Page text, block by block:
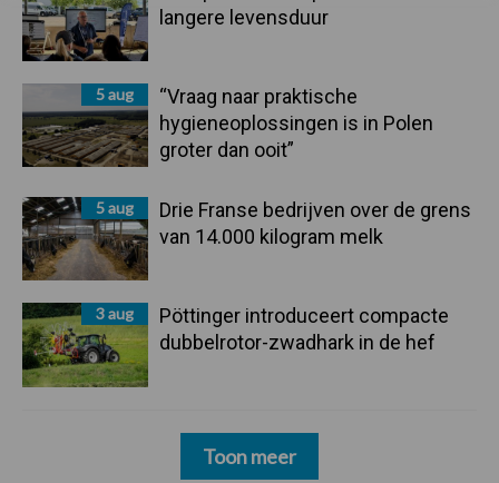
langere levensduur
5 aug
“Vraag naar praktische
hygieneoplossingen is in Polen
groter dan ooit”
5 aug
Drie Franse bedrijven over de grens
van 14.000 kilogram melk
3 aug
Pöttinger introduceert compacte
dubbelrotor-zwadhark in de hef
Toon meer